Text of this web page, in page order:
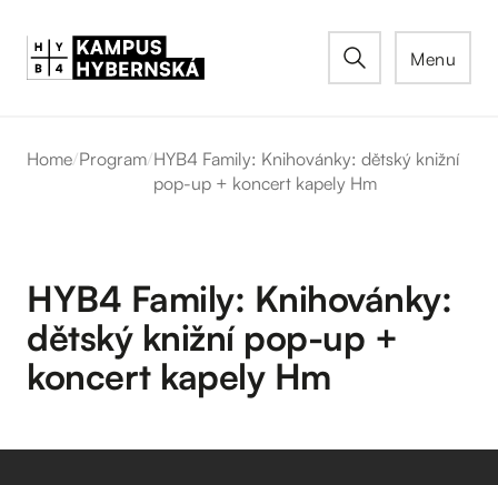
Menu
Home/Program/HYB4 Family: Knihovánky: dětský knižní
pop-up + koncert kapely Hm
HYB4 Family: Knihovánky:
dětský knižní pop-up +
koncert kapely Hm